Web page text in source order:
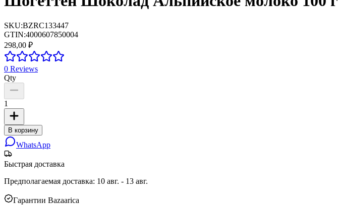
SKU:BZRC133447
GTIN:4000607850004
298,00 ₽
0 Reviews
Qty
1
В корзину
WhatsApp
Быстрая доставка
Предполагаемая доставка: 10 авг. - 13 авг.
Гарантии Bazaarica